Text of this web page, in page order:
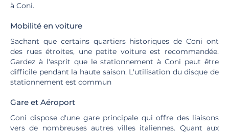
à Coni.
Mobilité en voiture
Sachant que certains quartiers historiques de Coni ont
des rues étroites, une petite voiture est recommandée.
Gardez à l'esprit que le stationnement à Coni peut être
difficile pendant la haute saison. L'utilisation du disque de
stationnement est commun
Gare et Aéroport
Coni dispose d'une gare principale qui offre des liaisons
vers de nombreuses autres villes italiennes. Quant aux